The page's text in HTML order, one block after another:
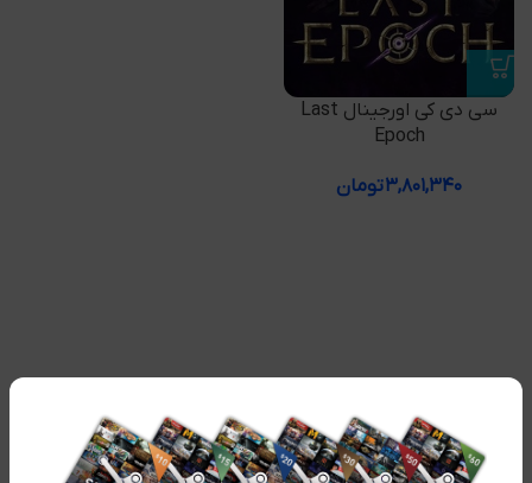
سی دی کی اورجینال Last
Epoch
۳,۸۰۱,۳۴۰تومان